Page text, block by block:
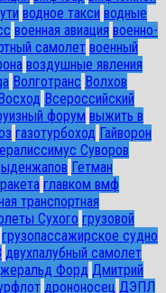
водное такси водные
военная авиация военно-
самолет военный
воздушные явления
Волготранс Волхов
Всероссийский
форум выжить в
газотурбоход Гайворон
Суворов
Гетман
главком вмф
транспортная
Сухого грузовой
грузопассажирское судно
двухпалубный самолет
Форд Дмитрий
дрононосец ДЭПЛ